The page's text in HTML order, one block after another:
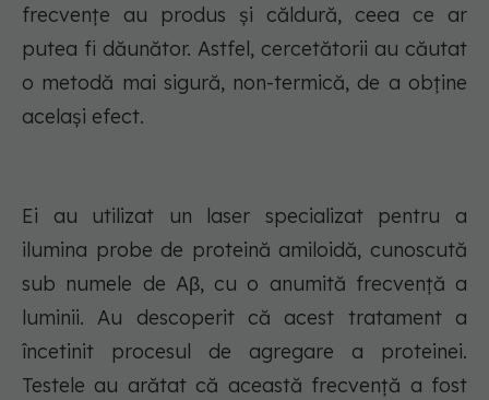
frecvențe au produs și căldură, ceea ce ar
putea fi dăunător. Astfel, cercetătorii au căutat
o metodă mai sigură, non-termică, de a obține
același efect.
Ei au utilizat un laser specializat pentru a
ilumina probe de proteină amiloidă, cunoscută
sub numele de Aβ, cu o anumită frecvență a
luminii. Au descoperit că acest tratament a
încetinit procesul de agregare a proteinei.
Testele au arătat că această frecvență a fost